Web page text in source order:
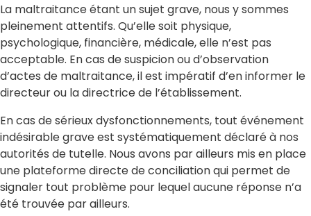
La maltraitance étant un sujet grave, nous y sommes
pleinement attentifs. Qu’elle soit physique,
psychologique, financière, médicale, elle n’est pas
acceptable. En cas de suspicion ou d’observation
d’actes de maltraitance, il est impératif d’en informer le
directeur ou la directrice de l’établissement.
En cas de sérieux dysfonctionnements, tout événement
indésirable grave est systématiquement déclaré à nos
autorités de tutelle. Nous avons par ailleurs mis en place
une plateforme directe de conciliation qui permet de
signaler tout problème pour lequel aucune réponse n’a
été trouvée par ailleurs.